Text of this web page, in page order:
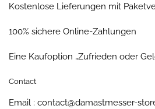
Kostenlose Lieferungen mit
100% sichere Online-Zahlungen
Eine Kaufoption „Zufrieden oder
Contact
Email : contact@damastmesser-